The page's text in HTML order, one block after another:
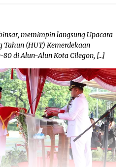
memimpin langsung Upacara
Tahun (HUT) Kemerdekaan
80 di Alun-Alun Kota Cilegon, […]